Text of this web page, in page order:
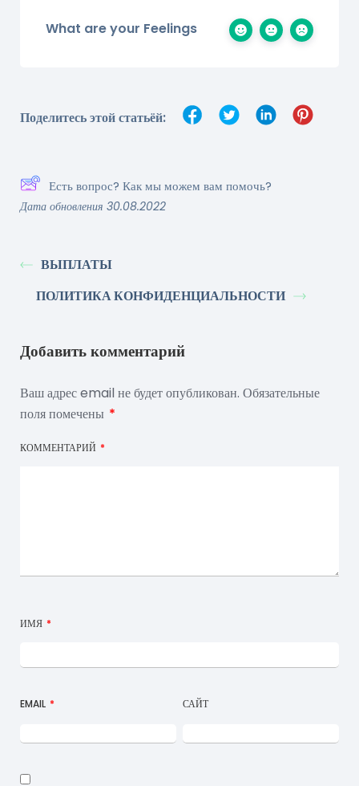
What are your Feelings
Поделитесь этой статьёй:
Есть вопрос? Как мы можем вам помочь?
Дата обновления 30.08.2022
ВЫПЛАТЫ
ПОЛИТИКА КОНФИДЕНЦИАЛЬНОСТИ
Добавить комментарий
Ваш адрес email не будет опубликован. Обязательные
поля помечены *
КОММЕНТАРИЙ *
ИМЯ *
EMAIL * САЙТ